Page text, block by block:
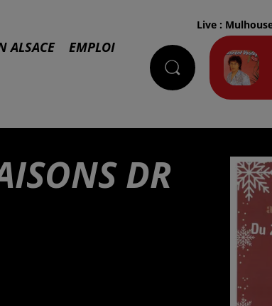
ALSACE EMPLOI
Live :
DR